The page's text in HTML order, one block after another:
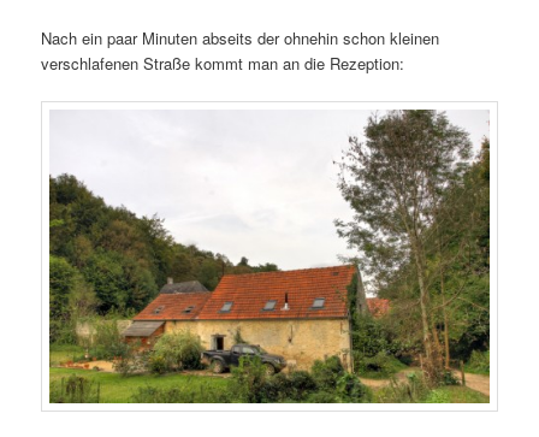
Nach ein paar Minuten abseits der ohnehin schon kleinen
verschlafenen Straße kommt man an die Rezeption: